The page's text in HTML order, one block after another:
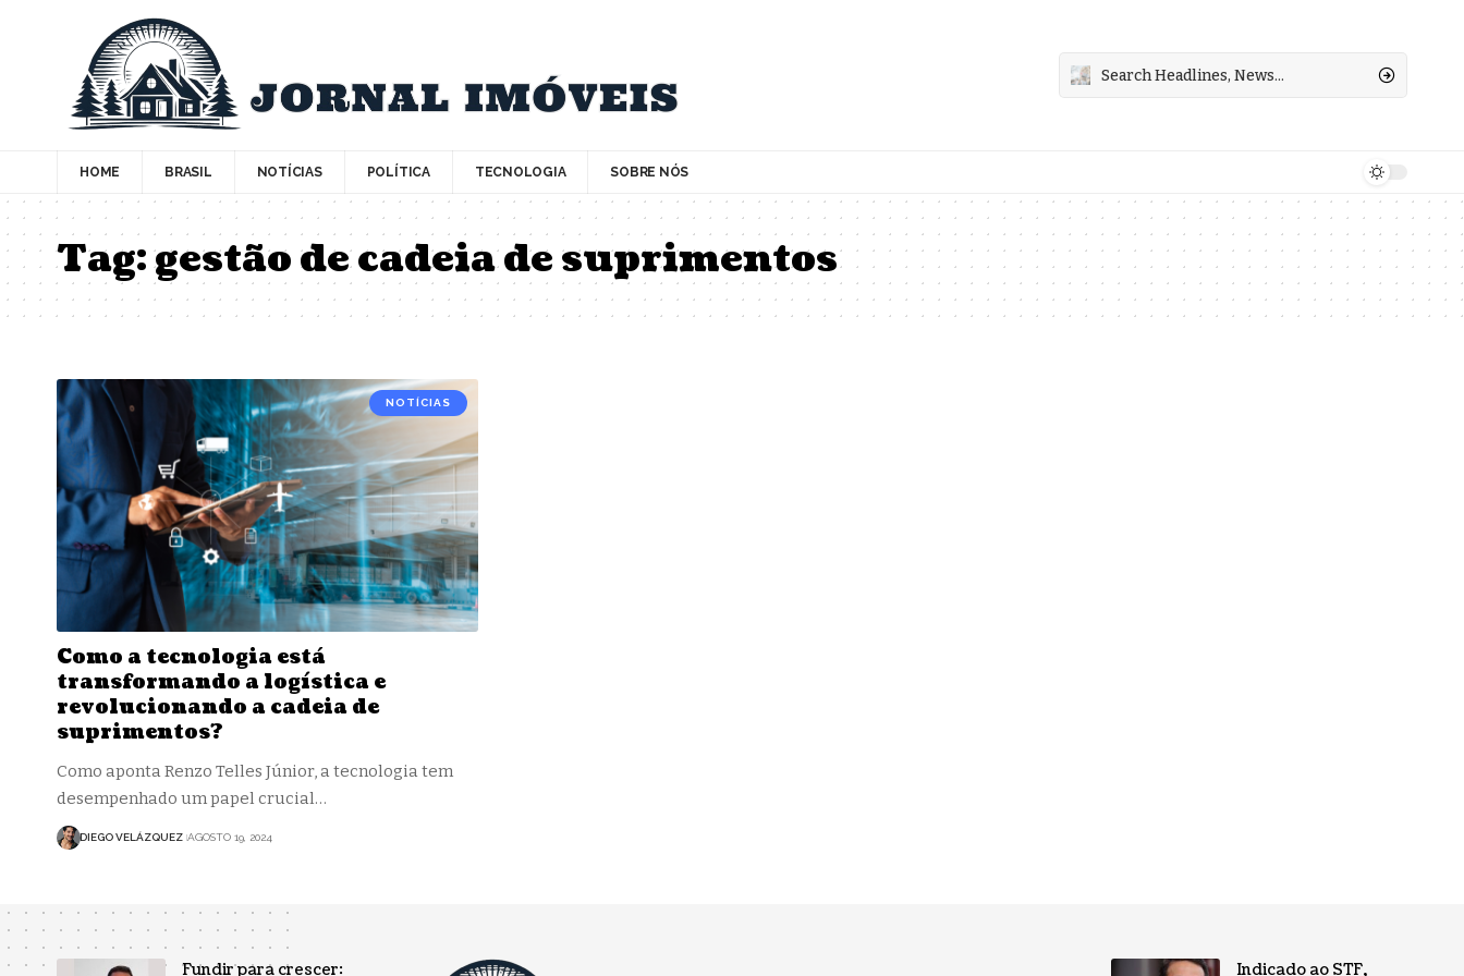
HOME BRASIL NOTÍCIAS POLÍTICA TECNOLOGIA SOBRE NÓS
Tag:gestão de cadeia de suprimentos
NOTÍCIAS
Como a tecnologia está
transformando a logística e
revolucionando a cadeia de
suprimentos?
Como aponta Renzo Telles Júnior, a tecnologia tem
desempenhado um papel crucial…
DIEGO VELÁZQUEZ AGOSTO 19, 2024
Fundir para crescer: Indicado ao STF,